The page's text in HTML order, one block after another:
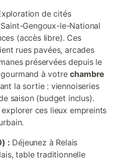
de cités
Gengoux-le-National
(accès libre). Ces
rues pavées, arcades
préservées depuis le
à votrechambre
la sortie : viennoiseries
saison (budget inclus).
ces lieux empreints
: Déjeunez à Relais
table traditionnelle